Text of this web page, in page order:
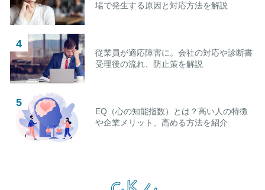
場で発生する原因と対応方法を解説
従業員が適応障害に。会社の対応や診断書
受理後の流れ、防止策を解説
EQ（心の知能指数）とは？高い人の特徴
や企業メリット、高める方法を紹介